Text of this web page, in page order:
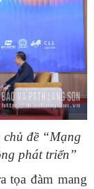
đề “Mạng
phát triển”
tọa đàm mang